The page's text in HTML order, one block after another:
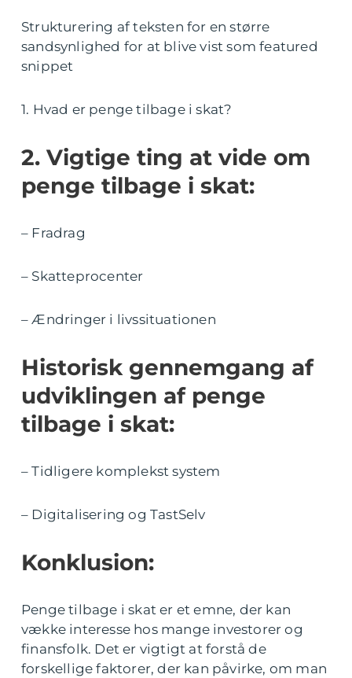
Strukturering af teksten for en større
sandsynlighed for at blive vist som featured
snippet
1. Hvad er penge tilbage i skat?
2. Vigtige ting at vide om
penge tilbage i skat:
– Fradrag
– Skatteprocenter
– Ændringer i livssituationen
Historisk gennemgang af
udviklingen af penge
tilbage i skat:
– Tidligere komplekst system
– Digitalisering og TastSelv
Konklusion:
Penge tilbage i skat er et emne, der kan
vække interesse hos mange investorer og
finansfolk. Det er vigtigt at forstå de
forskellige faktorer, der kan påvirke, om man